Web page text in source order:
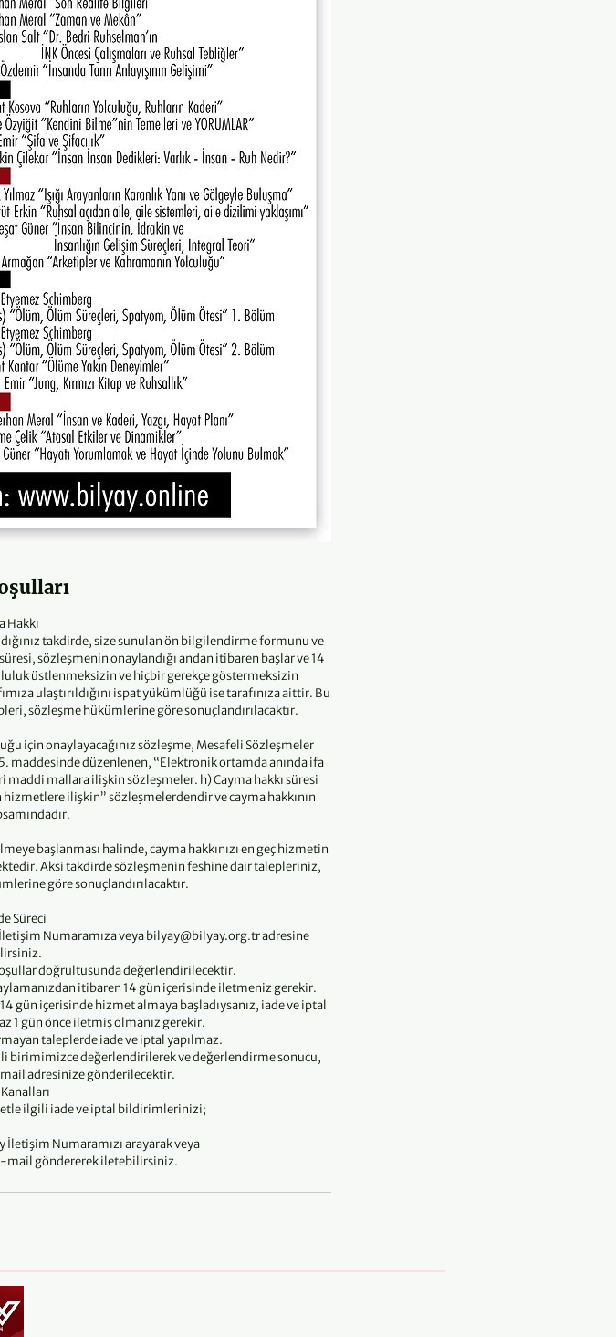
Hakkı
takdirde, size sunulan ön bilgilendirme formunu ve
sözleşmenin onaylandığı andan itibaren başlar ve 14
üstlenmeksizin ve hiçbir gerekçe göstermeksizin
ulaştırıldığını ispat yükümlüğü ise tarafınıza aittir. Bu
sözleşme hükümlerine göre sonuçlandırılacaktır.
için onaylayacağınız sözleşme, Mesafeli Sözleşmeler
maddesinde düzenlenen, “Elektronik ortamda anında ifa
mallara ilişkin sözleşmeler. h) Cayma hakkı süresi
ilişkin” sözleşmelerdendir ve cayma hakkının
başlanması halinde, cayma hakkınızı en geç hizmetin
Aksi takdirde sözleşmenin feshine dair talepleriniz,
göre sonuçlandırılacaktır.
Süreci
Numaramıza veya bilyay@bilyay.org.tr adresine
doğrultusunda değerlendirilecektir.
itibaren 14 gün içerisinde iletmeniz gerekir.
gün içerisinde hizmet almaya başladıysanız, iade ve iptal
1 gün önce iletmiş olmanız gerekir.
taleplerde iade ve iptal yapılmaz.
birimimizce değerlendirilerek ve değerlendirme sonucu,
mail adresinize gönderilecektir.
ilgili iade ve iptal bildirimlerinizi;
İletişim Numaramızı arayarak veya
mail göndererek iletebilirsiniz.